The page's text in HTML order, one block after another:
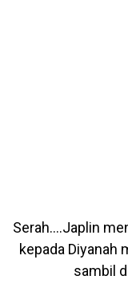
Serah….Japlin
kepada Diyanah
sambil